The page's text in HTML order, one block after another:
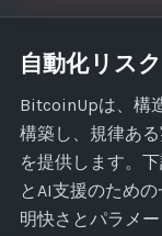
自動化リス
BitcoinUpは、構
構築し、規律あ
を提供します。
とAI支援のため
明快さとパラメ